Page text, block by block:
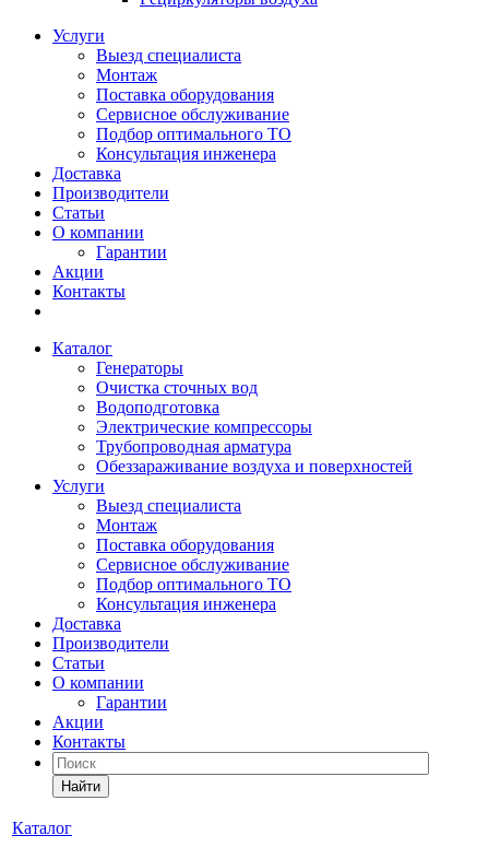
Услуги
Выезд специалиста
Монтаж
Поставка оборудования
Сервисное обслуживание
Подбор оптимального ТО
Консультация инженера
Доставка
Производители
Статьи
О компании
Гарантии
Акции
Контакты
Каталог
Генераторы
Очистка сточных вод
Водоподготовка
Электрические компрессоры
Трубопроводная арматура
Обеззараживание воздуха и поверхностей
Услуги
Выезд специалиста
Монтаж
Поставка оборудования
Сервисное обслуживание
Подбор оптимального ТО
Консультация инженера
Доставка
Производители
Статьи
О компании
Гарантии
Акции
Контакты
Найти
Каталог